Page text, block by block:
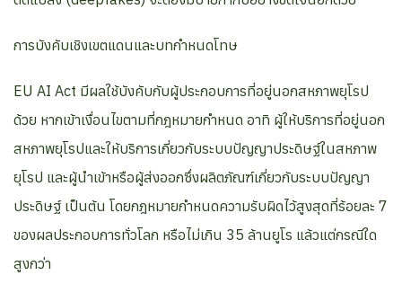
การบังคับเชิงเขตแดนและบทกำหนดโทษ
EU AI Act มีผลใช้บังคับกับผู้ประกอบการที่อยู่นอกสหภาพยุโรป
ด้วย หากเข้าเงื่อนไขตามที่กฎหมายกำหนด อาทิ ผู้ให้บริการที่อยู่นอก
สหภาพยุโรปและให้บริการเกี่ยวกับระบบปัญญาประดิษฐ์ในสหภาพ
ยุโรป และผู้นำเข้าหรือผู้ส่งออกซึ่งผลิตภัณฑ์เกี่ยวกับระบบปัญญา
ประดิษฐ์ เป็นต้น โดยกฎหมายกำหนดความรับผิดไว้สูงสุดที่ร้อยละ 7
ของผลประกอบการทั่วโลก หรือไม่เกิน 35 ล้านยูโร แล้วแต่กรณีใด
สูงกว่า